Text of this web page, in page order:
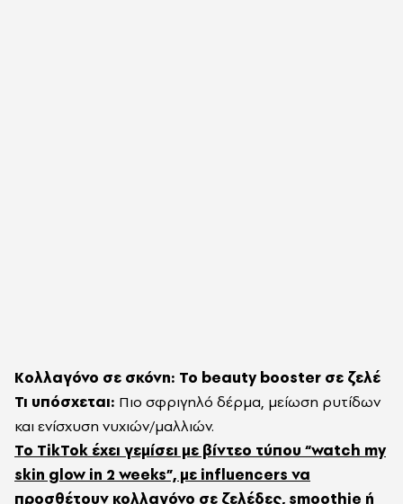
Κολλαγόνο σε σκόνη: Το beauty booster σε ζελέ
Τι υπόσχεται: Πιο σφριγηλό δέρμα, μείωση ρυτίδων
και ενίσχυση νυχιών/μαλλιών.
Το TikTok έχει γεμίσει με βίντεο τύπου “watch my
skin glow in 2 weeks”, με influencers να
προσθέτουν κολλαγόνο σε ζελέδες, smoothie ή